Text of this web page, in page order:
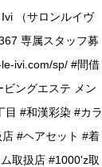
（サロンルイヴ
専属スタッフ募
ivi.com/sp/ #間借
ングエステ メン
目 #和漢彩染 #カラ
#ヘアセット #着
取扱店 #1000'z取